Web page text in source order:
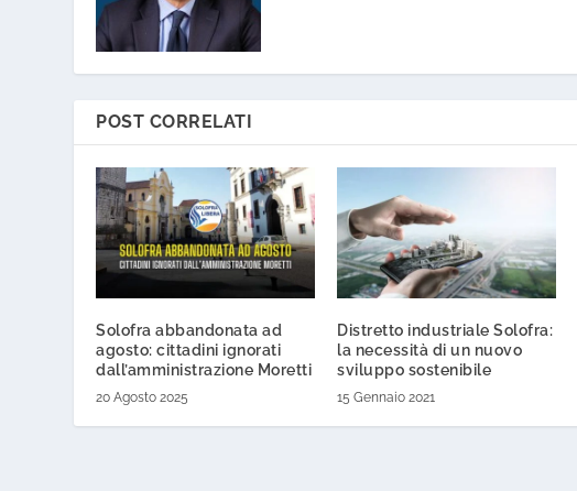
POST CORRELATI
Solofra abbandonata ad
agosto: cittadini ignorati
dall’amministrazione Moretti
20 Agosto 2025
Distretto industriale Solofra:
la necessità di un nuovo
sviluppo sostenibile
15 Gennaio 2021